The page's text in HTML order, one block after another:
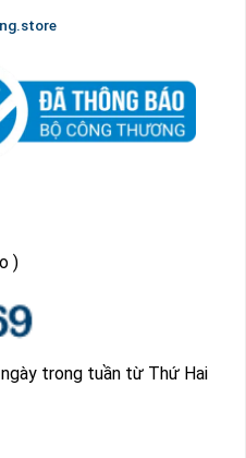
)
trong tuần từ Thứ Hai